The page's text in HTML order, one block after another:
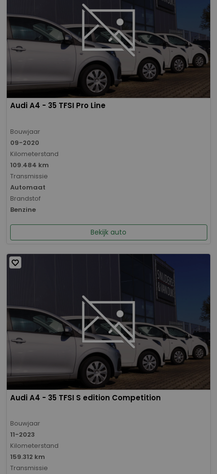
Audi A4 - 35 TFSI Pro Line
Bouwjaar
09-2020
Kilometerstand
109.484 km
Transmissie
Automaat
Brandstof
Benzine
Bekijk auto
Audi A4 - 35 TFSI S edition Competition
Bouwjaar
11-2023
Kilometerstand
159.312 km
Transmissie